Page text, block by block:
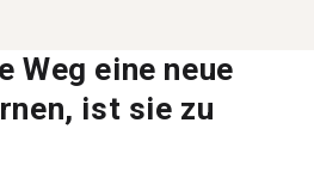
Weg eine neue
ist sie zu